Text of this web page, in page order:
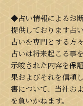
◆占い情報によるお
提供しております占
占いを専門とする方
占いは将来起こる事
示唆された内容を保
果およびそれを信頼
害について、当社お
を負いかねます。